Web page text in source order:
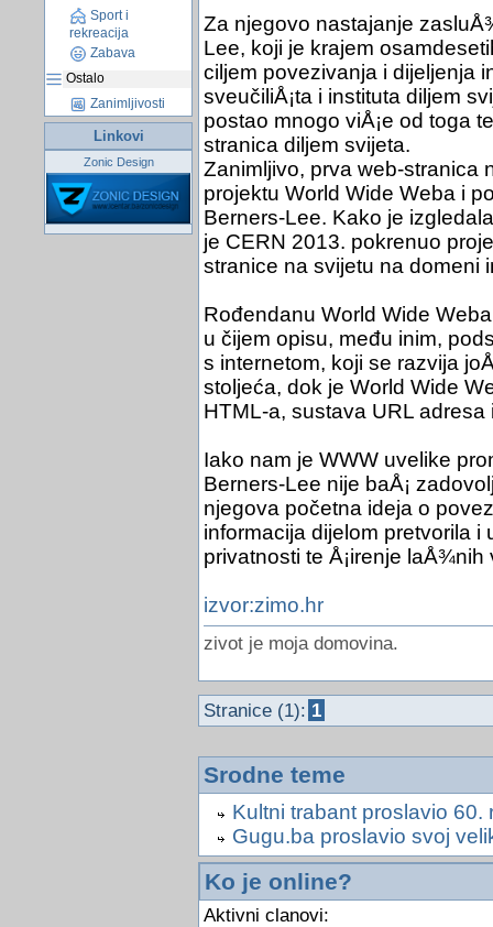
Sport i
rekreacija
Zabava
Ostalo
Zanimljivosti
Linkovi
Zonic Design
Za njegovo nastajanje
Lee, koji je krajem
ciljem povezivanja i dijeljenja
sveučiliÅ¡ta i instituta diljem
postao mnogo viÅ¡e od toga
stranica diljem svijeta.
Zanimljivo, prva web-stranica
projektu World Wide Weba i
Berners-Lee. Kako je
je CERN 2013. pokrenuo
stranice na svijetu na domeni
Rođendanu World Wide
u čijem opisu, među inim,
s internetom, koji se razvija
stoljeća, dok je World Wide
HTML-a, sustava URL adresa
Iako nam je WWW uvelike
Berners-Lee nije baÅ¡
njegova početna ideja o
informacija dijelom pretvorila i
privatnosti te Å¡irenje laÅ¾nih
izvor:zimo.hr
zivot je moja domovina.
Stranice (1): 1
Srodne teme
Kultni trabant proslavio 60.
Gugu.ba proslavio svoj
Ko je online?
Aktivni clanovi: